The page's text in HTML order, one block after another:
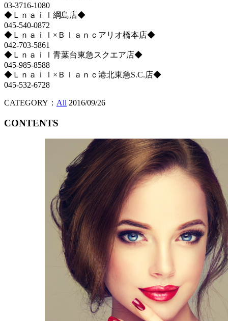
03-3716-1080
◆Ｌｎａｉｌ綱島店◆
045-540-0872
◆Ｌｎａｉｌ×Ｂｌａｎｃアリオ橋本店◆
042-703-5861
◆Ｌｎａｉｌ青葉台東急スクエア店◆
045-985-8588
◆Ｌｎａｉｌ×Ｂｌａｎｃ港北東急S.C.店◆
045-532-6728
CATEGORY： All 2016/09/26
CONTENTS